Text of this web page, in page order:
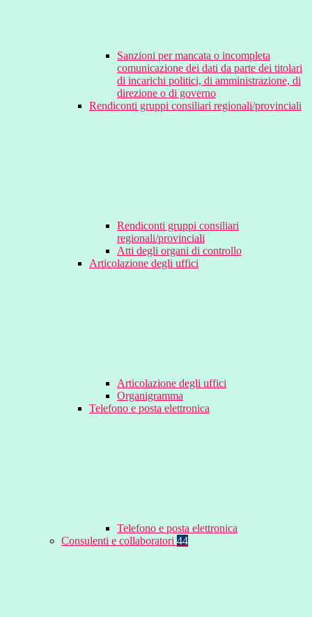
Sanzioni per mancata o incompleta
comunicazione dei dati da parte dei titolari
di incarichi politici, di amministrazione, di
direzione o di governo
Rendiconti gruppi consiliari regionali/provinciali
Rendiconti gruppi consiliari
regionali/provinciali
Atti degli organi di controllo
Articolazione degli uffici
Articolazione degli uffici
Organigramma
Telefono e posta elettronica
Telefono e posta elettronica
Consulenti e collaboratori 44